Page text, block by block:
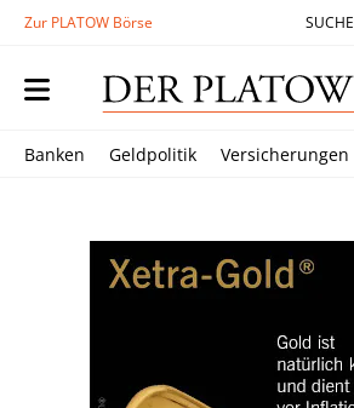
Zur PLATOW Börse SUCHE
Banken Geldpolitik Versicherungen